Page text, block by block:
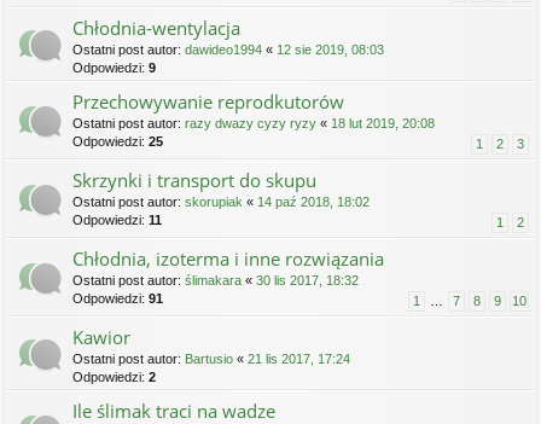
Chłodnia-wentylacja
Ostatni post autor: dawideo1994 « 12 sie 2019, 08:03
Odpowiedzi: 9
Przechowywanie reprodkutorów
Ostatni post autor: razy dwazy cyzy ryzy « 18 lut 2019, 20:08
Odpowiedzi: 25 1 2 3
Skrzynki i transport do skupu
Ostatni post autor: skorupiak « 14 paź 2018, 18:02
Odpowiedzi: 11 1 2
Chłodnia, izoterma i inne rozwiązania
Ostatni post autor: ślimakara « 30 lis 2017, 18:32
Odpowiedzi: 91 1 7 8 9 10
Kawior
Ostatni post autor: Bartusio « 21 lis 2017, 17:24
Odpowiedzi: 2
Ile ślimak traci na wadze